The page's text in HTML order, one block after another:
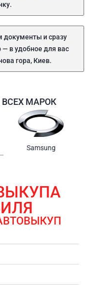
и сразу
в удобное для вас
гора, Киев.
МАРОК
Gmc